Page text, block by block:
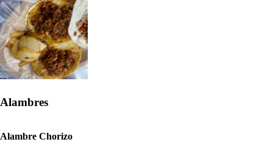
Alambres
Alambre Chorizo